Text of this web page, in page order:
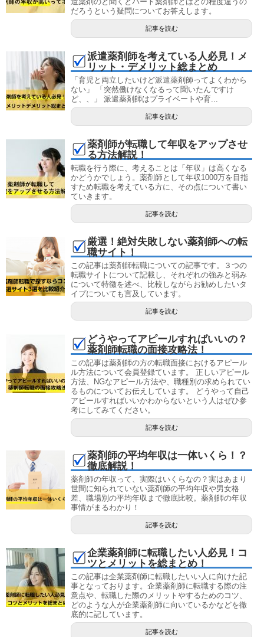
だろうという疑問についてお答えします。
記事を読む
派遣薬剤師を考えている人必見！メ
リット・デメリット総まとめ
「育児と両立したいけど派遣薬剤師ってよくわから
ない」 「突然働けなくなるって聞いたんですけ
ど、、」 派遣薬剤師はプライベートや育...
記事を読む
薬剤師が転職して年収をアップさせ
る方法解説！
転職を行う際に、考えることは「年収」は高くなる
かどうかでしょう。薬剤師として年収1000万を目指
すため転職を考えている方に、その点について書い
ていきます。
記事を読む
厳選！絶対失敗しない薬剤師への転
職サイト！
この記事は薬剤師転職についての記事です。３つの
転職サイトについて記載し、それぞれの強みと弱み
について特徴を述べ、比較しながらお勧めしたいタ
イプについても言及しています。
記事を読む
どうやってアピールすればいいの？
薬剤師転職の面接攻略法！
この記事は薬剤師の方の転職面接におけるアピール
ル方法について会員登録ています。 正しいアピール
方法、NGなアピール方法や、職種別の求められてい
るものについてお伝えしています。 どうやって自己
アピールすればいいかわからないという人はぜひ参
考にしてみてください。
記事を読む
薬剤師の平均年収は一体いくら！？
徹底解説！
薬剤師の年収って、実際はいくらなの？実はあまり
世間に知られていない薬剤師の平均年収や男女格
差、職場別の平均年収まで徹底比較。薬剤師の年収
事情がまるわかり！
記事を読む
企業薬剤師に転職したい人必見！コ
ツとメリットを総まとめ！
この記事は企業薬剤師に転職したいい人に向けた記
事となっております。企業薬剤師に転職する際の注
意点や、転職した際のメリットやするためのコツ、
どのような人が企業薬剤師に向いているかなどを徹
底的に記しています。
記事を読む